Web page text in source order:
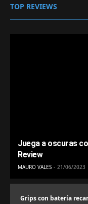
TOP REVIEWS
Juega a oscuras
Review
MAURO VALES 21/06/2023
Grips con batería